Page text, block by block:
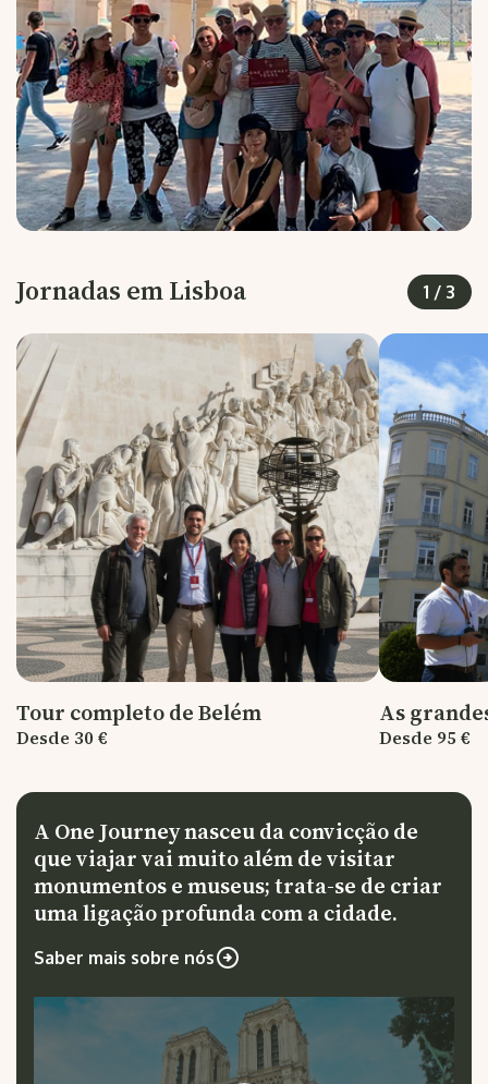
Jornadas em Lisboa
Tour completo de Belém
Desde 30 €
As
Desde 95 €
1 / 3
A One Journey nasceu da convicção de
que viajar vai muito além de visitar
monumentos e museus; trata-se de criar
uma ligação profunda com a cidade.
Saber mais sobre nós